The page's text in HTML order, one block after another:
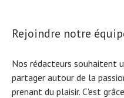
Rejoindre notre
Nos rédacteurs souhaitent
partager autour de la
prenant du plaisir. C'est